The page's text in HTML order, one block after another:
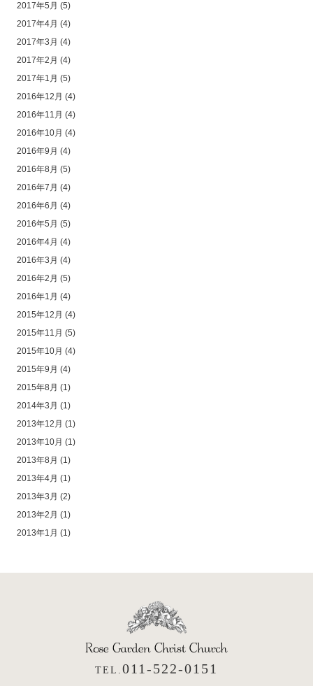
2017年5月 (5)
2017年4月 (4)
2017年3月 (4)
2017年2月 (4)
2017年1月 (5)
2016年12月 (4)
2016年11月 (4)
2016年10月 (4)
2016年9月 (4)
2016年8月 (5)
2016年7月 (4)
2016年6月 (4)
2016年5月 (5)
2016年4月 (4)
2016年3月 (4)
2016年2月 (5)
2016年1月 (4)
2015年12月 (4)
2015年11月 (5)
2015年10月 (4)
2015年9月 (4)
2015年8月 (1)
2014年3月 (1)
2013年12月 (1)
2013年10月 (1)
2013年8月 (1)
2013年4月 (1)
2013年3月 (2)
2013年2月 (1)
2013年1月 (1)
TEL. 011-522-0151